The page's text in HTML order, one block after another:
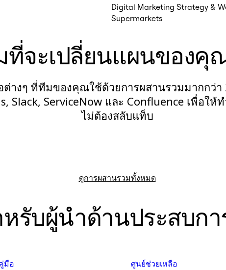
Digital Marketing Strategy &
Supermarkets
ที่จะเปลี่ยนแผนของคุ
ต่างๆ ที่ทีมของคุณใช้ด้วยการผสานรวมมากกว่า
Slack, ServiceNow และ Confluence เพื่อให้
ไม่ต้องสลับแท็บ
ดูการผสานรวมทั้งหมด
รับผู้นำด้านประสบก
มือ ศูนย์ช่วยเหลือ